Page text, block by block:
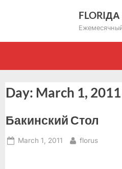
FLORIДА
Day: March 1, 2011
Бакинский Стол
Posted
March 1, 2011 By
florus